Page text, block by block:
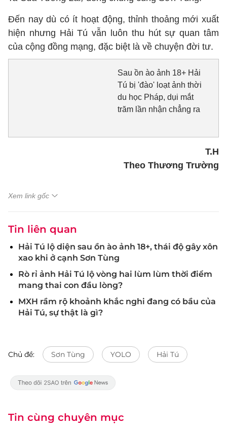
Đến nay dù có ít hoạt động, thỉnh thoảng mới xuất
hiện nhưng Hải Tú vẫn luôn thu hút sự quan tâm
của cộng đồng mạng, đặc biệt là về chuyện đời tư.
Sau ồn ào ảnh 18+ Hải
Tú bị 'đào' loạt ảnh thời
du học Pháp, dụi mắt
trăm lần nhận chẳng ra
T.H
Theo Thương Trường
Xem link gốc
Tin liên quan
Hải Tú lộ diện sau ồn ào ảnh 18+, thái độ gây xôn
xao khi ở cạnh Sơn Tùng
Rò rỉ ảnh Hải Tú lộ vòng hai lùm lùm thời điểm
mang thai con đầu lòng?
MXH rầm rộ khoảnh khắc nghi đang có bầu của
Hải Tú, sự thật là gì?
Chủ đề: Sơn Tùng YOLO Hải Tú
Tin cùng chuyên mục